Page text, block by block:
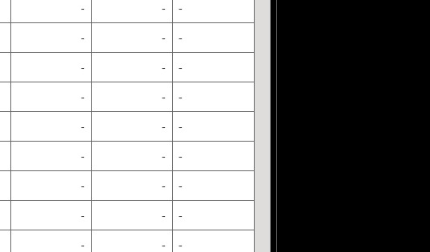
- - -
- - -
- - -
- - -
- - -
- - -
- - -
- - -
- - -